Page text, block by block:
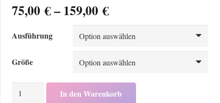
75,00€–159,00€Preisspanne:
75,00 €
bis
159,00 €
Ausführung
Größe
Ein
In den Warenkorb